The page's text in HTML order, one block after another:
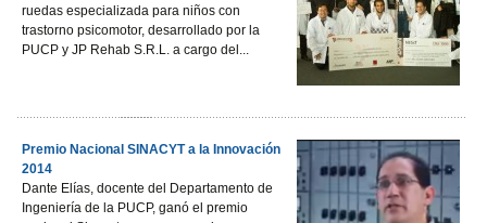
ruedas especializada para niños con
trastorno psicomotor, desarrollado por la
PUCP y JP Rehab S.R.L. a cargo del...
Premio Nacional SINACYT a la Innovación
2014
Dante Elías, docente del Departamento de
Ingeniería de la PUCP, ganó el premio